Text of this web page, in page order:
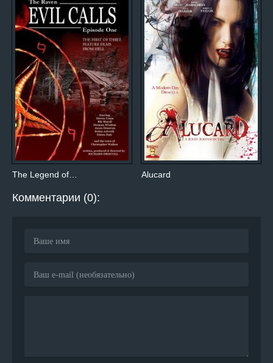
The Legend of… Alucard
Комментарии (0):